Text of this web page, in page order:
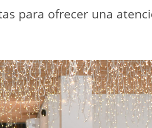
para ofrecer una